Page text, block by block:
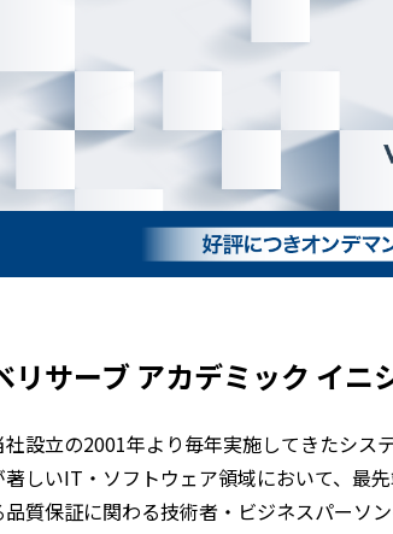
リサーブ アカデミック イニ
社設立の2001年より毎年実施してきたシス
著しいIT・ソフトウェア領域において、最
品質保証に関わる技術者・ビジネスパーソ